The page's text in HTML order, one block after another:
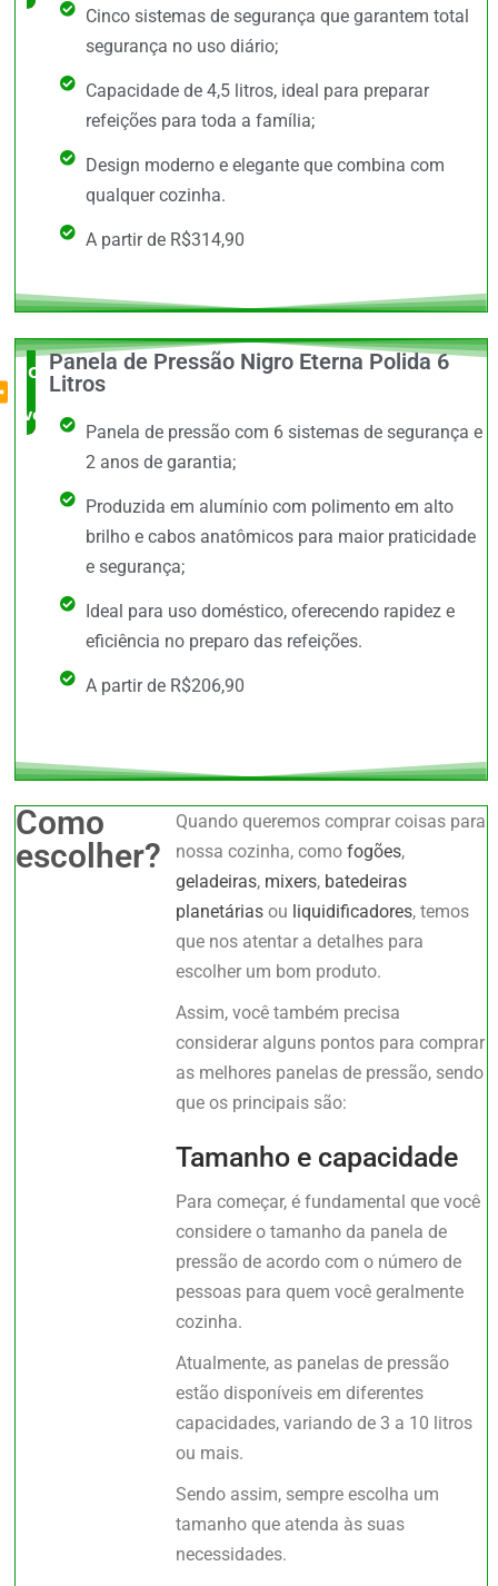
Cinco sistemas de segurança que garantem total
segurança no uso diário;
Capacidade de 4,5 litros, ideal para preparar
refeições para toda a família;
Design moderno e elegante que combina com
qualquer cozinha.
A partir de R$314,90
O Mais
vendido
Panela de Pressão Nigro Eterna Polida 6
Litros
Panela de pressão com 6 sistemas de segurança e
2 anos de garantia;
Produzida em alumínio com polimento em alto
brilho e cabos anatômicos para maior praticidade
e segurança;
Ideal para uso doméstico, oferecendo rapidez e
eficiência no preparo das refeições.
A partir de R$206,90
Como
escolher?
Quando queremos comprar coisas para
nossa cozinha, comofogões,
geladeiras, mixers, batedeiras
planetárias ou liquidificadores, temos
que nos atentar a detalhes para
escolher um bom produto.
Assim, você também precisa
considerar alguns pontos para comprar
as melhores panelas de pressão, sendo
que os principais são:
Tamanho e capacidade
Para começar, é fundamental que você
considere o tamanho da panela de
pressão de acordo com o número de
pessoas para quem você geralmente
cozinha.
Atualmente, as panelas de pressão
estão disponíveis em diferentes
capacidades, variando de 3 a 10 litros
ou mais.
Sendo assim, sempre escolha um
tamanho que atenda às suas
necessidades.